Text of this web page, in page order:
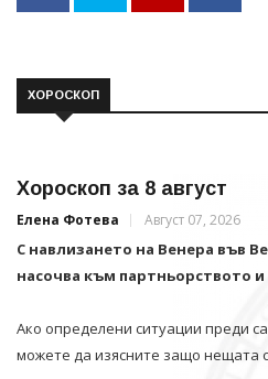
ХОРОСКОП
Хороскоп за 8 август
Елена Фотева Август 07, 2026
С навлизането на Венера във
насочва към партньорството
Ако определени ситуации преди
можете да изясните защо нещата